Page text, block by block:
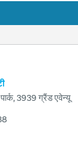
3939 ग्रैंड एवेन्यू